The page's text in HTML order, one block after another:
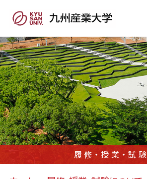
履修・授業・試験